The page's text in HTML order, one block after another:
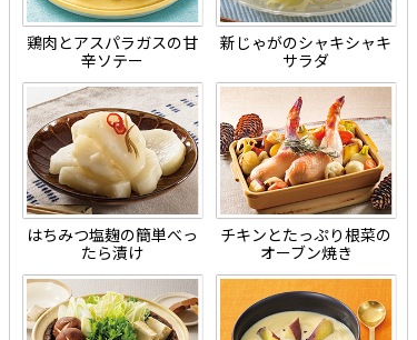
鶏肉とアスパラガスの甘
辛ソテー
新じゃがのシャキシャキ
サラダ
はちみつ塩麹の簡単べっ
たら漬け
チキンとたっぷり根菜の
オーブン焼き